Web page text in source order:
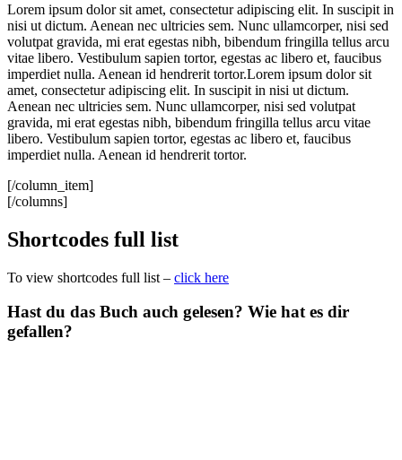
Lorem ipsum dolor sit amet, consectetur adipiscing elit. In suscipit in
nisi ut dictum. Aenean nec ultricies sem. Nunc ullamcorper, nisi sed
volutpat gravida, mi erat egestas nibh, bibendum fringilla tellus arcu
vitae libero. Vestibulum sapien tortor, egestas ac libero et, faucibus
imperdiet nulla. Aenean id hendrerit tortor.Lorem ipsum dolor sit
amet, consectetur adipiscing elit. In suscipit in nisi ut dictum.
Aenean nec ultricies sem. Nunc ullamcorper, nisi sed volutpat
gravida, mi erat egestas nibh, bibendum fringilla tellus arcu vitae
libero. Vestibulum sapien tortor, egestas ac libero et, faucibus
imperdiet nulla. Aenean id hendrerit tortor.
[/column_item]
[/columns]
Shortcodes full list
To view shortcodes full list – click here
Hast du das Buch auch gelesen? Wie hat es dir
gefallen?